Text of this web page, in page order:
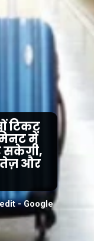
- Google
टिकट
में
सकेगी,
तेज़ और